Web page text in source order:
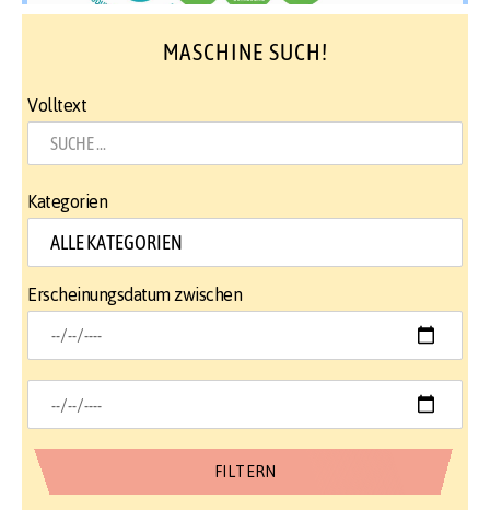
MASCHINE SUCH!
Volltext
Kategorien
Erscheinungsdatum zwischen